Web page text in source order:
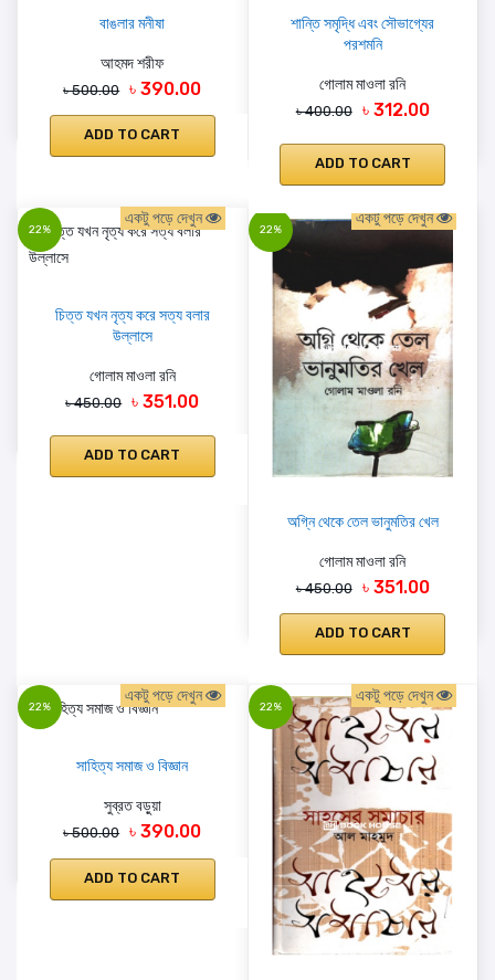
বাঙলার মনীষা
আহমদ শরীফ
৳ 500.00 ৳ 390.00
ADD TO CART
শান্তি সমৃদ্ধি এবং সৌভাগ্যের
পরশমনি
গোলাম মাওলা রনি
৳ 400.00 ৳ 312.00
ADD TO CART
22%
একটু পড়ে দেখুন
চিত্ত যখন নৃত্য করে সত্য বলার
উল্লাসে
গোলাম মাওলা রনি
৳ 450.00 ৳ 351.00
ADD TO CART
22%
একটু পড়ে দেখুন
অগ্নি থেকে তেল ভানুমতির খেল
গোলাম মাওলা রনি
৳ 450.00 ৳ 351.00
ADD TO CART
22%
একটু পড়ে দেখুন
সাহিত্য সমাজ ও বিজ্ঞান
সুব্রত বড়ুয়া
৳ 500.00 ৳ 390.00
ADD TO CART
22%
একটু পড়ে দেখুন